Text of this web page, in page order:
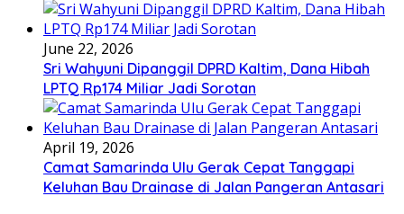
June 22, 2026
Sri Wahyuni Dipanggil DPRD Kaltim, Dana Hibah
LPTQ Rp174 Miliar Jadi Sorotan
April 19, 2026
Camat Samarinda Ulu Gerak Cepat Tanggapi
Keluhan Bau Drainase di Jalan Pangeran Antasari